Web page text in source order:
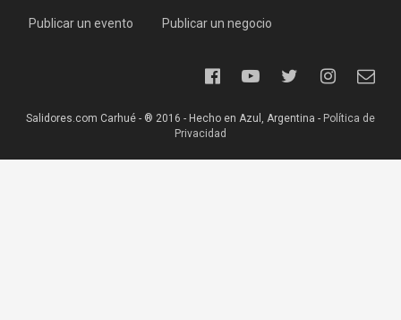
Publicar un evento Publicar un negocio
Salidores.com Carhué - ® 2016 - Hecho en Azul, Argentina - Política de
Privacidad